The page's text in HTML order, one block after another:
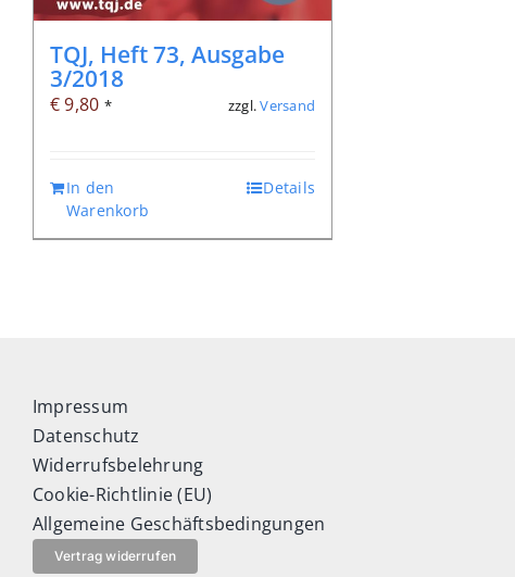
TQJ, Heft 73, Ausgabe
3/2018
€9,80 * zzgl.Versand
In den
Warenkorb
Details
Impressum
Datenschutz
Widerrufsbelehrung
Cookie-Richtlinie (EU)
Allgemeine Geschäftsbedingungen
Vertrag widerrufen